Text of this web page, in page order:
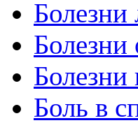
Болезни
Болезни
Боль в